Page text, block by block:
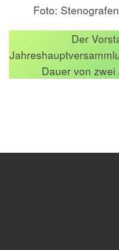
Foto:
Der
Dauer von